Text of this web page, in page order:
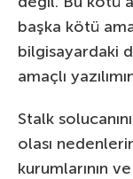
başka kötü
bilgisayardaki
amaçlı
Stalk
olası
kurumlarının